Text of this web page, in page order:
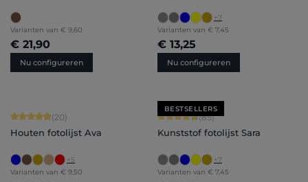
Varianten van € 9,60
€ 21,90
Nu configureren
+7
Varianten van € 7,45
€ 13,25
Nu configureren
Gemiddelde waardering van 4.9 van 5 sterren
(20)
Houten fotolijst Ava
+5
Varianten van € 9,50
BESTSELLERS
Gemiddelde waardering van 4.71
(85)
Kunststof fotolijst Sara
+7
Varianten van € 7,45